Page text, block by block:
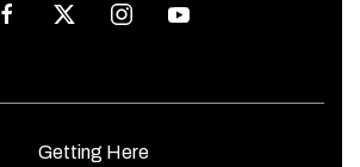
facebooktwitter instagramyoutube
Getting Here